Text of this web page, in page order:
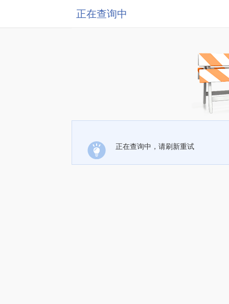
正在查询中
正在查询中，请刷新重试